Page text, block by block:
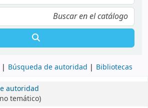
Búsqueda de autoridad Bibliotecas
autoridad
temático)